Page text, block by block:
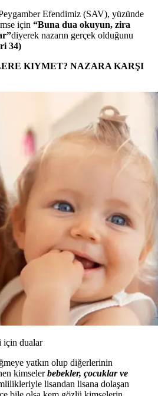
Efendimiz (SAV), yüzünde
için “Buna dua okuyun, zira
diyerek nazarın gerçek olduğunu
34)
KIYMET? NAZARA KARŞI
için dualar
yatkın olup diğerlerinin
kimselerbebekler, çocuklar ve
lisandan lisana dolaşan